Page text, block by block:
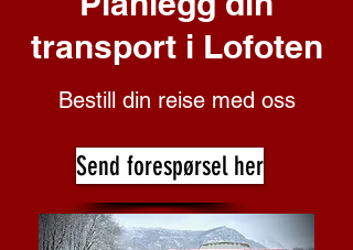
transport i Lofoten
Bestill din reise med oss
Send forespørsel her